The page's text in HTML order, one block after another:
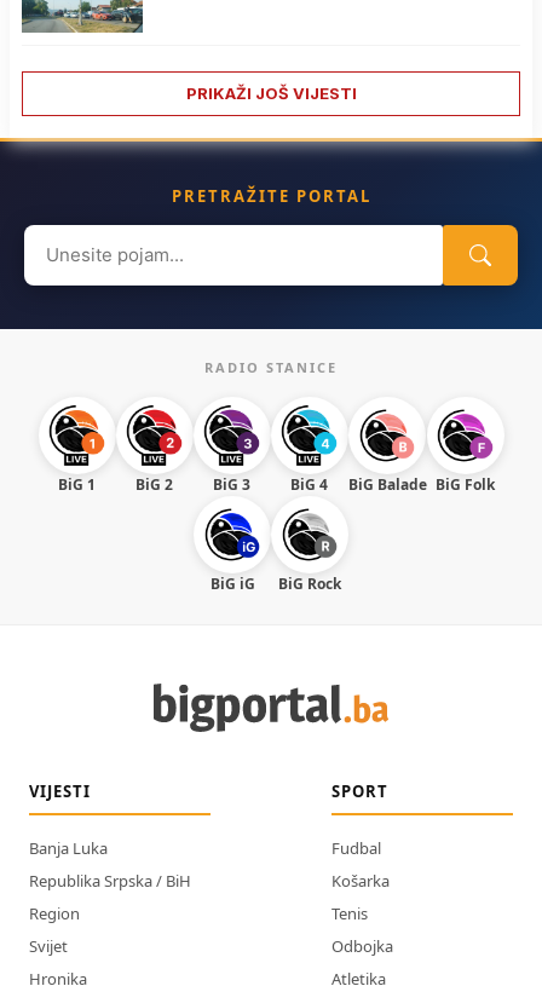
PRIKAŽI JOŠ VIJESTI
PRETRAŽITE PORTAL
Search
for:
RADIO STANICE
BiG 1 BiG 2 BiG 3 BiG 4 BiG Balade BiG Folk
BiG iG BiG Rock
VIJESTI
Banja Luka
Republika Srpska / BiH
Region
Svijet
Hronika
SPORT
Fudbal
Košarka
Tenis
Odbojka
Atletika